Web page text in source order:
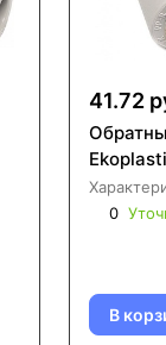
41.72
0
В